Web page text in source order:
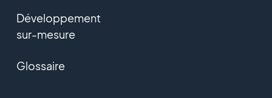
Développement
sur-mesure
Glossaire